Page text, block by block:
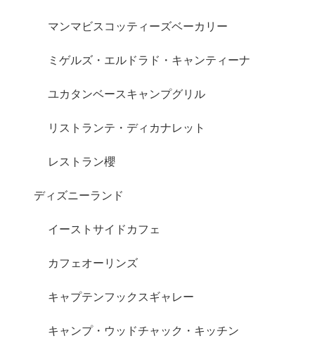
マンマビスコッティーズベーカリー
ミゲルズ・エルドラド・キャンティーナ
ユカタンベースキャンプグリル
リストランテ・ディカナレット
レストラン櫻
ディズニーランド
イーストサイドカフェ
カフェオーリンズ
キャプテンフックスギャレー
キャンプ・ウッドチャック・キッチン